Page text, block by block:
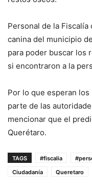
Personal de la
canina del municipio
para poder buscar los
si encontraron a la
Por lo que esperan
parte de las
mencionar que el
Querétaro.
TAGS #fiscalia
Ciudadanía
Queretaro